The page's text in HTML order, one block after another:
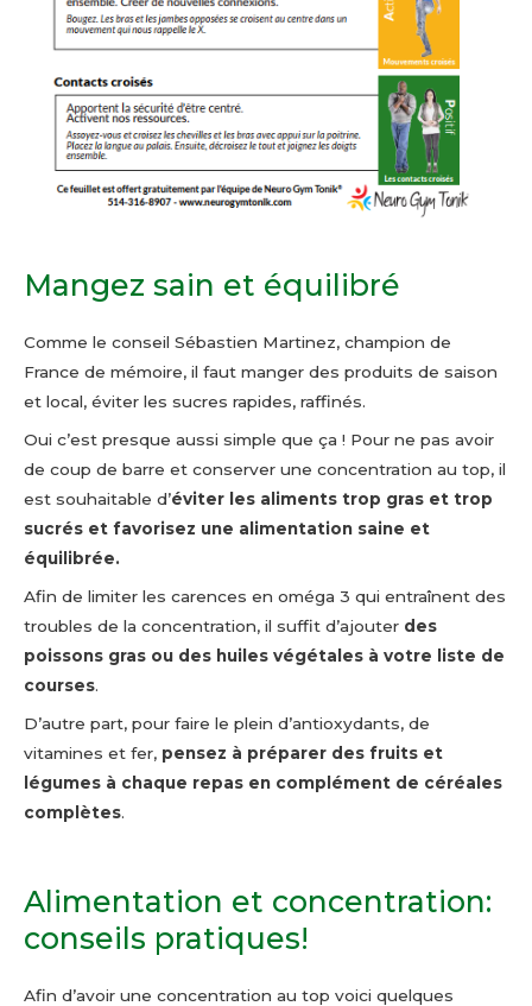
Mangez sain et équilibré
Comme le conseil Sébastien Martinez, champion de
France de mémoire, il faut manger des produits de saison
et local, éviter les sucres rapides, raffinés.
Oui c’est presque aussi simple que ça ! Pour ne pas avoir
de coup de barre et conserver une concentration au top, il
est souhaitable d’éviter les aliments trop gras et trop
sucrés et favorisez une alimentation saine et
équilibrée.
Afin de limiter les carences en oméga 3 qui entraînent des
troubles de la concentration, il suffit d’ajouter des
poissons gras ou des huiles végétales à votre liste de
courses.
D’autre part, pour faire le plein d’antioxydants, de
vitamines et fer, pensez à préparer des fruits et
légumes à chaque repas en complément de céréales
complètes.
Alimentation et concentration:
conseils pratiques!
Afin d’avoir une concentration au top voici quelques